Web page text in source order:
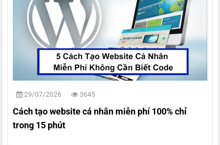
29/07/2026 3645
Cách tạo website cá nhân miễn phí 100% chỉ
trong 15 phút